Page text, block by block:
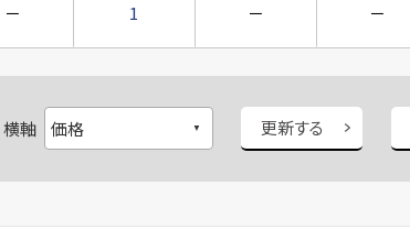
－ 1 － －
横軸 更新する